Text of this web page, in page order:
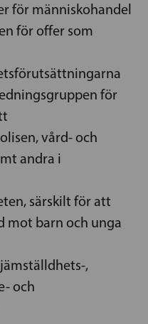
för människohandel
för offer som
för
vård- och
andra i
särskilt för att
mot barn och unga
,
och